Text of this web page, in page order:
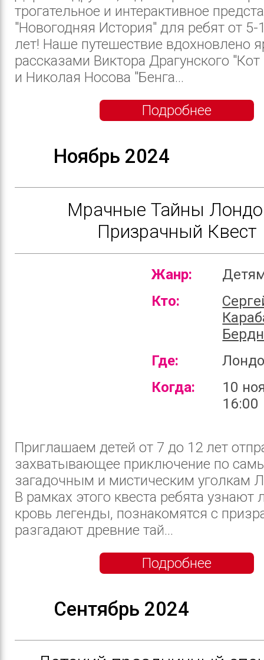
трогательное и интерактивное
"Новогодняя История" для ребят от 5-
лет! Наше путешествие вдохновлено
рассказами Виктора Драгунского "Кот
и Николая Носова "Бенга...
Подробнее
Ноябрь 2024
Мрачные Тайны
Призрачный Квест
Жанр:
Кто:
Где:
Когда:
10
16:00
Приглашаем детей от 7 до 12 лет
захватывающее приключение по
загадочным и мистическим уголкам
В рамках этого квеста ребята узнают
кровь легенды, познакомятся с
разгадают древние тай...
Подробнее
Сентябрь 2024